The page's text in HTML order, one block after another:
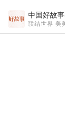
中国好故
联结世界 美